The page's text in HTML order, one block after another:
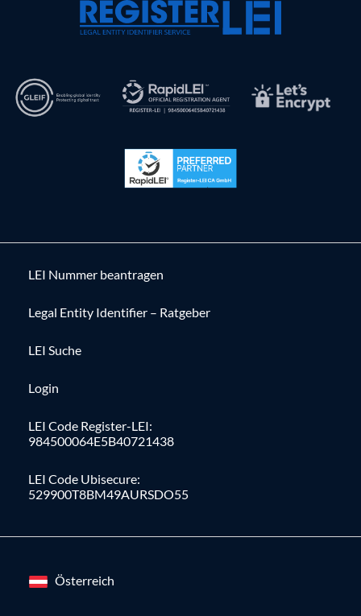
LEI Nummer beantragen
Legal Entity Identifier – Ratgeber
LEI Suche
Login
LEI Code Register-LEI:
984500064E5B40721438
LEI Code Ubisecure:
529900T8BM49AURSDO55
Österreich